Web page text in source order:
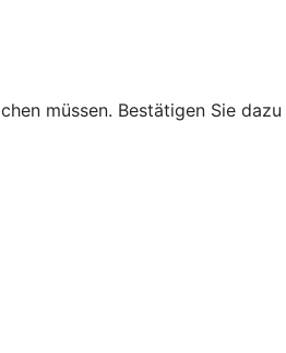
müssen. Bestätigen Sie